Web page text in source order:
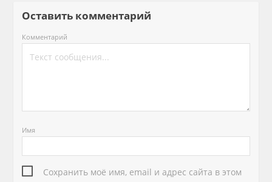
Оставить комментарий
Комментарий
Имя
Сохранить моё имя, email и адрес сайта в этом